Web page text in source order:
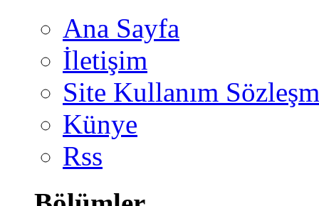
Ana Sayfa
İletişim
Site Kullanım
Künye
Rss